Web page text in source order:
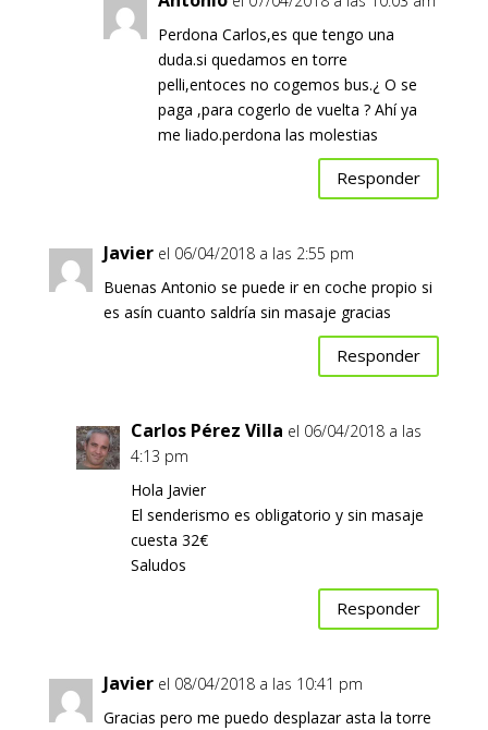
Perdona Carlos,es que tengo una
duda.si quedamos en torre
pelli,entoces no cogemos bus.¿ O se
paga ,para cogerlo de vuelta ? Ahí ya
me liado.perdona las molestias
Responder
Javier el 06/04/2018 a las 2:55 pm
Buenas Antonio se puede ir en coche propio si
es asín cuanto saldría sin masaje gracias
Responder
Carlos Pérez Villa el 06/04/2018 a las
4:13 pm
Hola Javier
El senderismo es obligatorio y sin masaje
cuesta 32€
Saludos
Responder
Javier el 08/04/2018 a las 10:41 pm
Gracias pero me puedo desplazar asta la torre